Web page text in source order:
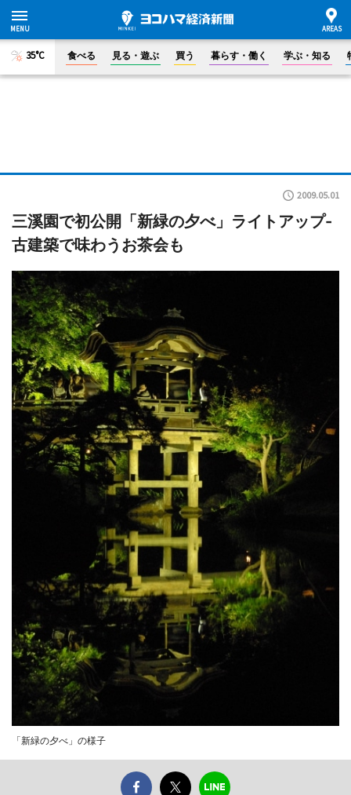
35°C 食べる 見る・遊ぶ 買う 暮らす・働く 学ぶ・知る
2009.05.01
三溪園で初公開「新緑の夕べ」ライトアップ-
古建築で味わうお茶会も
「新緑の夕べ」の様子